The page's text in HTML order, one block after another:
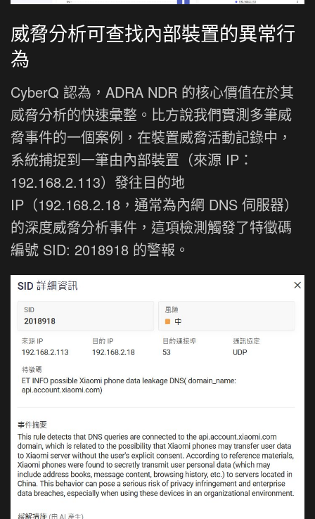
威脅分析可查找內部裝置的異常行
為
CyberQ 認為，ADRA NDR 的核心價值在於其
威脅分析的快速彙整。比方說我們實測多筆威
脅事件的一個案例，在裝置威脅活動記錄中，
系統捕捉到一筆由內部裝置（來源 IP：
192.168.2.113）發往目的地
IP（192.168.2.18，通常為內網 DNS 伺服器）
的深度威脅分析事件，這項檢測觸發了特徵碼
編號 SID: 2018918 的警報。